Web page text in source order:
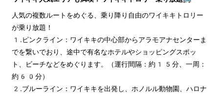
人気の複数ルートをめぐる、乗り降り自由のワイキキトロリー
が乗り放題！
1.ピンクライン：ワイキキの中心部からアラモアナセンターま
でを繋いでおり、途中で有名なホテルやショッピングスポッ
ト、ビーチなどをめぐります。（運行間隔：約15分、一周：
約60分）
2.ブルーライン：ワイキキを出発し、ホノルル動物園、ハロナ